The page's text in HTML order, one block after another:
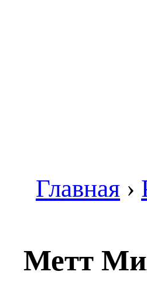
Главная ›
Метт